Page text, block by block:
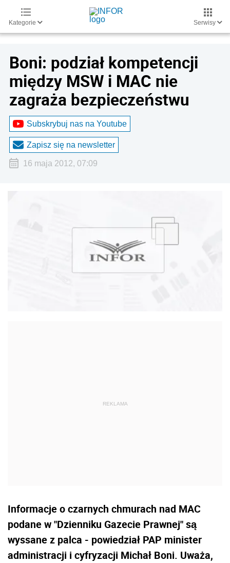
Kategorie Serwisy
Boni: podział kompetencji
między MSW i MAC nie
zagraża bezpieczeństwu
Subskrybuj nas na Youtube
Zapisz się na newsletter
16 maja 2012, 07:09
Informacje o czarnych chmurach nad MAC
podane w "Dzienniku Gazecie Prawnej" są
wyssane z palca - powiedział PAP minister
administracji i cyfryzacji Michał Boni. Uważa,